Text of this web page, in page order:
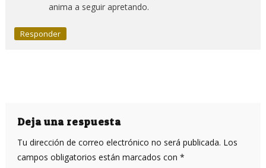
anima a seguir apretando.
Responder
Deja una respuesta
Tu dirección de correo electrónico no será publicada. Los
campos obligatorios están marcados con *